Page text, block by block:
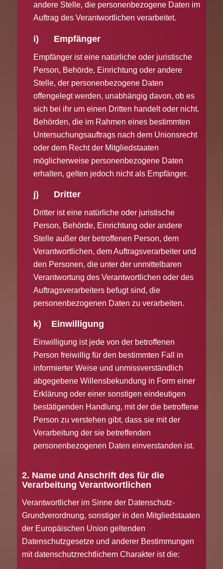
andere Stelle, die personenbezogene Daten im
Auftrag des Verantwortlichen verarbeitet.
i) Empfänger
Empfänger ist eine natürliche oder juristische
Person, Behörde, Einrichtung oder andere
Stelle, der personenbezogene Daten
offengelegt werden, unabhängig davon, ob es
sich bei ihr um einen Dritten handelt oder nicht.
Behörden, die im Rahmen eines bestimmten
Untersuchungsauftrags nach dem Unionsrecht
oder dem Recht der Mitgliedstaaten
möglicherweise personenbezogene Daten
erhalten, gelten jedoch nicht als Empfänger.
j) Dritter
Dritter ist eine natürliche oder juristische
Person, Behörde, Einrichtung oder andere
Stelle außer der betroffenen Person, dem
Verantwortlichen, dem Auftragsverarbeiter und
den Personen, die unter der unmittelbaren
Verantwortung des Verantwortlichen oder des
Auftragsverarbeiters befugt sind, die
personenbezogenen Daten zu verarbeiten.
k) Einwilligung
Einwilligung ist jede von der betroffenen
Person freiwillig für den bestimmten Fall in
informierter Weise und unmissverständlich
abgegebene Willensbekundung in Form einer
Erklärung oder einer sonstigen eindeutigen
bestätigenden Handlung, mit der die betroffene
Person zu verstehen gibt, dass sie mit der
Verarbeitung der sie betreffenden
personenbezogenen Daten einverstanden ist.
2. Name und Anschrift des für die
Verarbeitung Verantwortlichen
Verantwortlicher im Sinne der Datenschutz-
Grundverordnung, sonstiger in den Mitgliedstaaten
der Europäischen Union geltenden
Datenschutzgesetze und anderer Bestimmungen
mit datenschutzrechtlichem Charakter ist die: